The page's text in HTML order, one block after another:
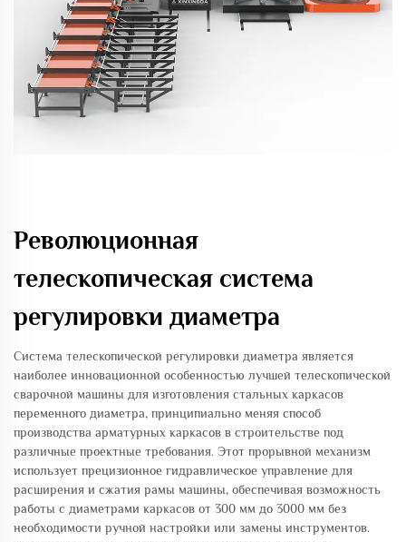
Революционная
телескопическая система
регулировки диаметра
Система телескопической регулировки диаметра является
наиболее инновационной особенностью лучшей телескопической
сварочной машины для изготовления стальных каркасов
переменного диаметра, принципиально меняя способ
производства арматурных каркасов в строительстве под
различные проектные требования. Этот прорывной механизм
использует прецизионное гидравлическое управление для
расширения и сжатия рамы машины, обеспечивая возможность
работы с диаметрами каркасов от 300 мм до 3000 мм без
необходимости ручной настройки или замены инструментов.